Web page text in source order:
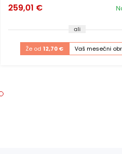
259,01 €
ali
Že od 12,70 € Vaš mesečni